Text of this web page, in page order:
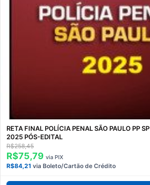
RETA FINAL POLÍCIA PENAL SÃO PAULO PP
2025 PÓS-EDITAL
R$258,45
R$75,79 via PIX
R$84,21 via Boleto/Cartão de Crédito